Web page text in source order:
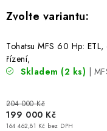
KATAMARÁNY -
VODNÍ SPORTY
PŘÍSLUŠENSTVÍ K
PŘÍSLUŠENSTVÍ K
Tohatsu MFS 60 Hp:
řízení,
Skladem (2 ks) |
204 000 Kč
199 000 Kč
164 462,81 Kč bez DPH